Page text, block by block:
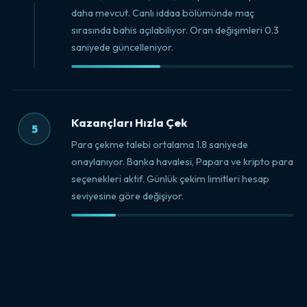
daha mevcut. Canlı iddaa bölümünde maç
sırasında bahis açılabiliyor. Oran değişimleri 0.3
saniyede güncelleniyor.
5 Kazançları Hızla Çek
Para çekme talebi ortalama 1.8 saniyede
onaylanıyor. Banka havalesi, Papara ve kripto para
seçenekleri aktif. Günlük çekim limitleri hesap
seviyesine göre değişiyor.